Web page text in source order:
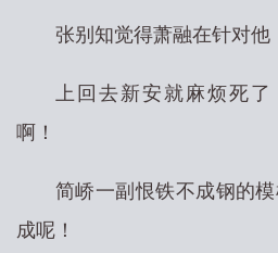
张别知觉得萧融在针对他
上回去新安就麻烦死
啊！
简峤一副恨铁不成钢的
成呢！